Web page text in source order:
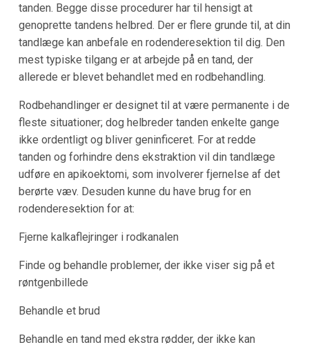
tanden. Begge disse procedurer har til hensigt at
genoprette tandens helbred. Der er flere grunde til, at din
tandlæge kan anbefale en rodenderesektion til dig. Den
mest typiske tilgang er at arbejde på en tand, der
allerede er blevet behandlet med en rodbehandling.
Rodbehandlinger er designet til at være permanente i de
fleste situationer; dog helbreder tanden enkelte gange
ikke ordentligt og bliver geninficeret. For at redde
tanden og forhindre dens ekstraktion vil din tandlæge
udføre en apikoektomi, som involverer fjernelse af det
berørte væv. Desuden kunne du have brug for en
rodenderesektion for at:
Fjerne kalkaflejringer i rodkanalen
Finde og behandle problemer, der ikke viser sig på et
røntgenbillede
Behandle et brud
Behandle en tand med ekstra rødder, der ikke kan